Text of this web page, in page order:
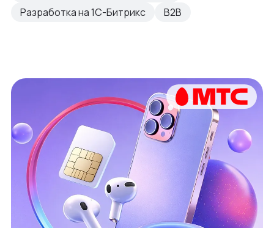
Разработка на 1С-Битрикс
B2B